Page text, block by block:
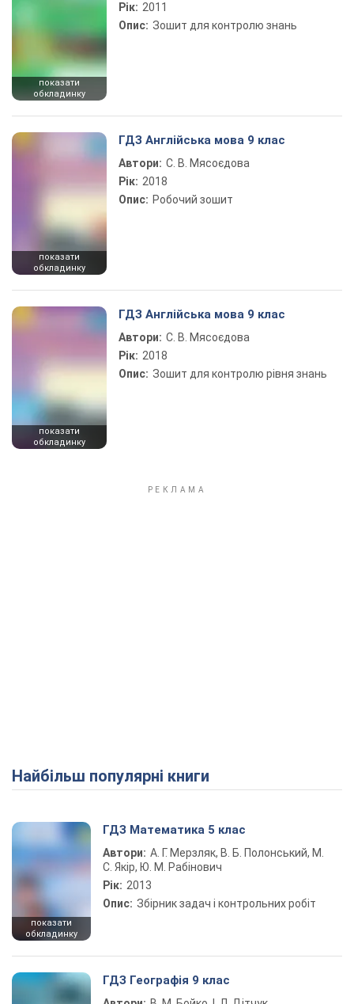
показати
обкладинку
Рік: 2011
Опис: Зошит для контролю знань
показати
обкладинку
ГДЗ Англійська мова 9 клас
Автори: С. В. Мясоєдова
Рік: 2018
Опис: Робочий зошит
показати
обкладинку
ГДЗ Англійська мова 9 клас
Автори: С. В. Мясоєдова
Рік: 2018
Опис: Зошит для контролю рівня знань
Найбільш популярні книги
показати
обкладинку
ГДЗ Математика 5 клас
Автори: А. Г. Мерзляк, В. Б. Полонський, М.
С. Якір, Ю. М. Рабінович
Рік: 2013
Опис: Збірник задач і контрольних робіт
ГДЗ Географія 9 клас